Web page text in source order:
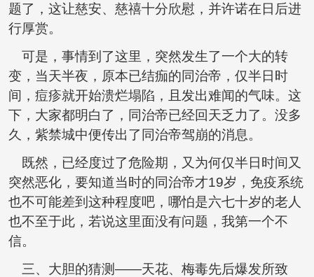
题了，这让慈安、慈禧十分欣慰，并许诺在日后进
行厚赏。
可是，事情到了这里，突然发生了一个大的转
变，当天半夜，原本已结痂的同治帝，仅半日时
间，痘疹就开始溃烂塌陷，且发出难闻的气味。这
下，大家都明白了，同治帝已经回天乏力了。没多
久，紫禁城中便传出了同治帝驾崩的消息。
既然，已经度过了危险期，又为何仅半日时间又
突然恶化，要知道当时的同治帝才19岁，免疫系统
也不可能差到这种程度吧，哪怕是六七十岁的老人
也不至于此，若说这里面没有问题，我第一个不
信。
三、大胆的猜测——天花、梅毒先后爆发所致